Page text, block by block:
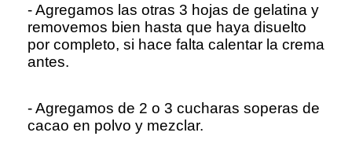
- Agregamos las otras 3 hojas de gelatina y
removemos bien hasta que haya disuelto
por completo, si hace falta calentar la crema
antes.
- Agregamos de 2 o 3 cucharas soperas de
cacao en polvo y mezclar.